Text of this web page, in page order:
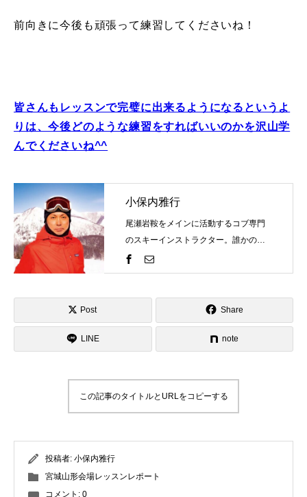
前向きに今後も頑張って練習してくださいね！
皆さんもレッスンで完璧に出来るようになるというよ
りは、今後どのような練習をすればいいのかを沢山学
んでくださいね^^
小保内雅行
尾瀬岩鞍をメインに活動するコブ専門
のスキーインストラクター。誰かの評
価を気にするものではなく自分の世界
観を表現するのがスキーそしてコブ。
て、自分のコブスタイルを見つけませ
んか？ゲレンデで見かけたらお気軽に
Post Share
LINE note
この記事のタイトルとURLをコピーする
投稿者: 小保内雅行
宮城山形会場レッスンレポート
コメント: 0